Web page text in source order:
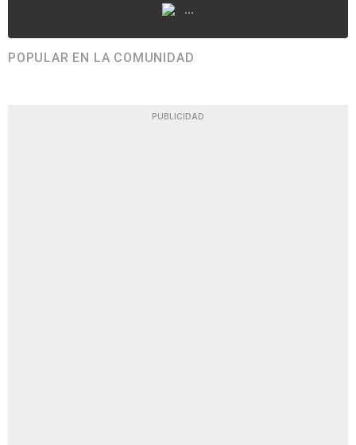
...
POPULAR EN LA COMUNIDAD
PUBLICIDAD